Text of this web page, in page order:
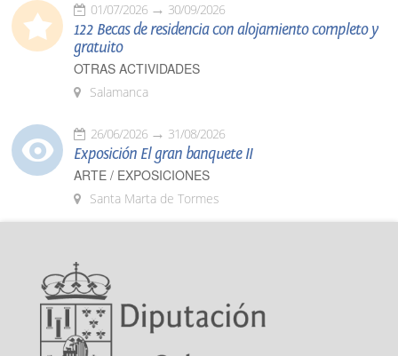
01/07/2026 30/09/2026
122 Becas de residencia con alojamiento completo y
gratuito
OTRAS ACTIVIDADES
Salamanca
26/06/2026 31/08/2026
Exposición El gran banquete II
ARTE / EXPOSICIONES
Santa Marta de Tormes